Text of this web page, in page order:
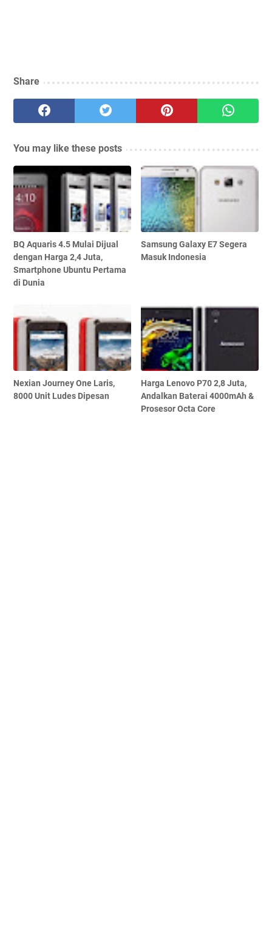
Share
You may like these posts
BQ Aquaris 4.5 Mulai Dijual
dengan Harga 2,4 Juta,
Smartphone Ubuntu Pertama
di Dunia
Samsung Galaxy E7 Segera
Masuk Indonesia
Nexian Journey One Laris,
8000 Unit Ludes Dipesan
Harga Lenovo P70 2,8 Juta,
Andalkan Baterai 4000mAh &
Prosesor Octa Core